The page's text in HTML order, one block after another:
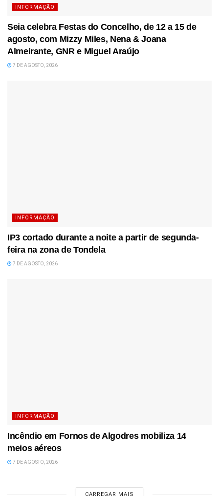
INFORMAÇÃO
Seia celebra Festas do Concelho, de 12 a 15 de
agosto, com Mizzy Miles, Nena & Joana
Almeirante, GNR e Miguel Araújo
7 DE AGOSTO, 2026
INFORMAÇÃO
IP3 cortado durante a noite a partir de segunda-
feira na zona de Tondela
7 DE AGOSTO, 2026
INFORMAÇÃO
Incêndio em Fornos de Algodres mobiliza 14
meios aéreos
7 DE AGOSTO, 2026
CARREGAR MAIS